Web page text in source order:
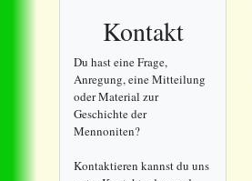
Kontakt
Du hast eine Frage,
Anregung, eine Mitteilung
oder Material zur
Geschichte der
Mennoniten?
Kontaktieren kannst du uns